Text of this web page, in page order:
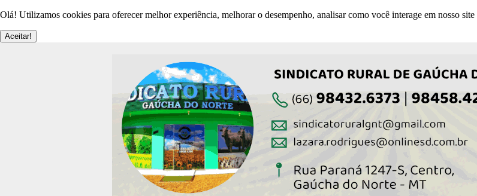
Olá! Utilizamos cookies para oferecer melhor experiência, melhorar o desempenho, analisar como você interage em nosso
Aceitar!